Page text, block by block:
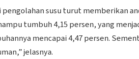
susu turut memberikan
tumbuh 4,15 persen, yang
mencapai 4,47 persen.
jelasnya.